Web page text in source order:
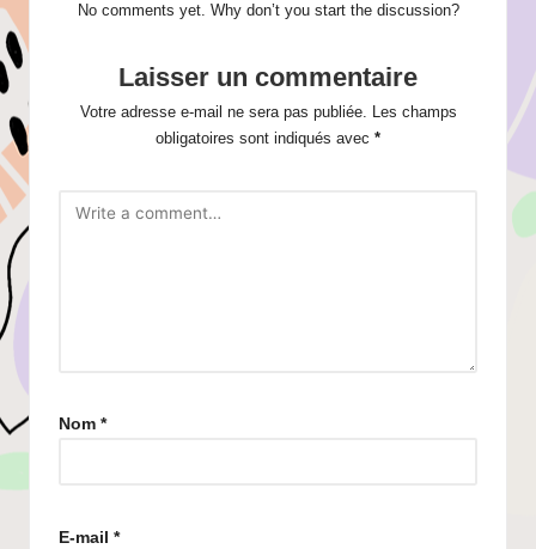
No comments yet. Why don’t you start the discussion?
Laisser un commentaire
Votre adresse e-mail ne sera pas publiée.
Les champs
obligatoires sont indiqués avec *
Nom *
E-mail *